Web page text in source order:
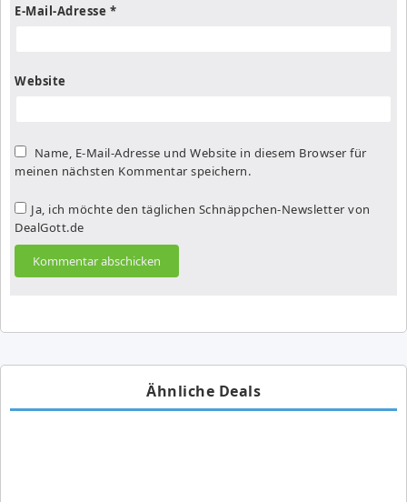
E-Mail-Adresse *
Website
Name, E-Mail-Adresse und Website in diesem Browser für
meinen nächsten Kommentar speichern.
Ja, ich möchte den täglichen Schnäppchen-Newsletter von
DealGott.de
Ähnliche Deals